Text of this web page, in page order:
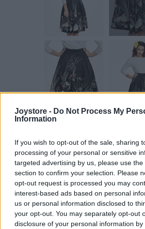
Joystore - Do Not Process My
Information
If you wish to opt-out of the sale, sharing
processing of your personal or sensitive
targeted advertising by us, please use
section to confirm your selection. Please
opt-out request is processed you may
interest-based ads based on personal
us or personal information disclosed to
your opt-out. You may separately opt-out
disclosure of your personal information
Vážený zákazník, je nám ľúto, ale tento
nemáme na sklade.
POZRIEŤ ĎALŠÍ TOVAR V
Číslo produktu: DANIELLA BLACK SWAN
Výrobca:
Lindy Bop